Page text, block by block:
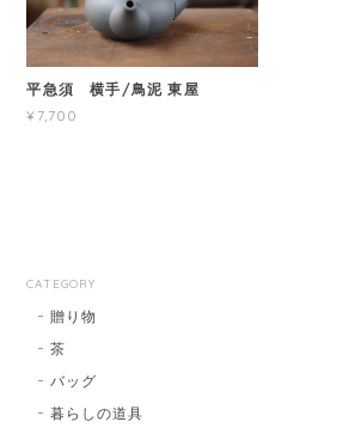
平急須 横手/鳥泥 東屋
¥7,700
CATEGORY
贈り物
茶
バッグ
暮らしの道具